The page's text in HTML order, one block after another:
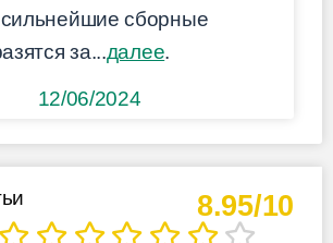
сильнейшие сборные
за...далее.
12/06/2024
8.95/10